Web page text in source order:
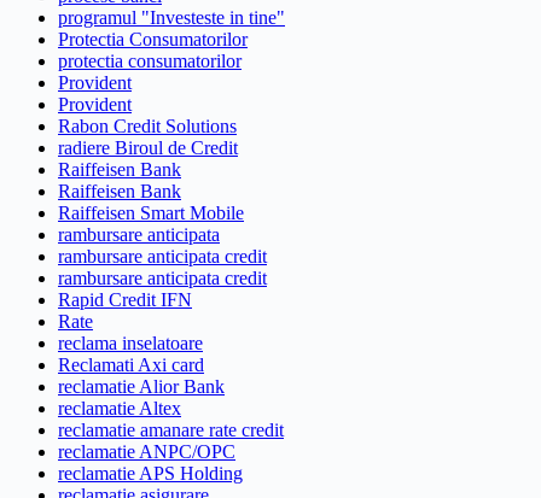
programul "Investeste in tine"
Protectia Consumatorilor
protectia consumatorilor
Provident
Provident
Rabon Credit Solutions
radiere Biroul de Credit
Raiffeisen Bank
Raiffeisen Bank
Raiffeisen Smart Mobile
rambursare anticipata
rambursare anticipata credit
rambursare anticipata credit
Rapid Credit IFN
Rate
reclama inselatoare
Reclamati Axi card
reclamatie Alior Bank
reclamatie Altex
reclamatie amanare rate credit
reclamatie ANPC/OPC
reclamatie APS Holding